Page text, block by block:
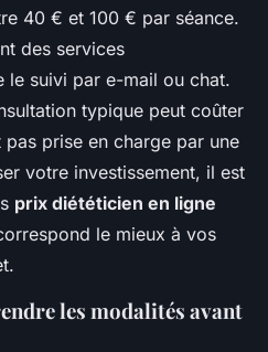
40 € et 100 € par séance.
des services
le suivi par e-mail ou chat.
typique peut coûter
prise en charge par une
votre investissement, il est
prix diététicien en ligne
le mieux à vos
les modalités avant